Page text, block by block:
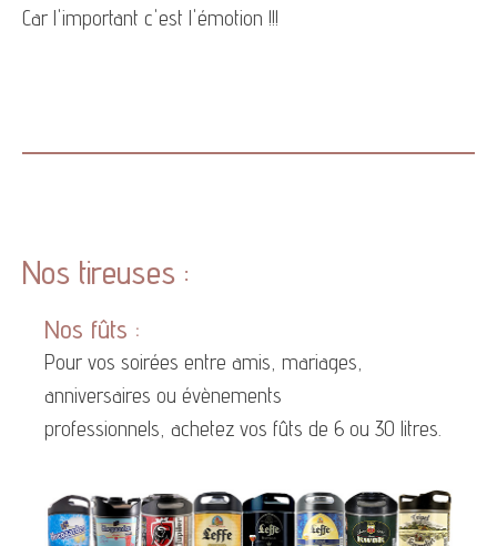
Car l'important c'est l'émotion !!!
Nos tireuses :
Nos fûts :
Pour vos soirées entre amis, mariages,
anniversaires ou évènements
professionnels, achetez vos fûts de 6 ou 30 litres.